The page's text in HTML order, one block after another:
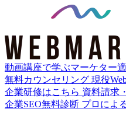
動画講座で学ぶマーケター
無料カウンセリング 現役
企業研修はこちら 資料請求
企業SEO無料診断 プロによ